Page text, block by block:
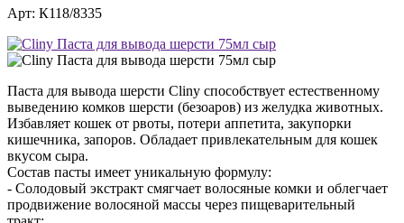
Арт: К118/8335
Паста для вывода шерсти Cliny способствует естественному
выведению комков шерсти (безоаров) из желудка животных.
Избавляет кошек от рвоты, потери аппетита, закупорки
кишечника, запоров. Обладает привлекательным для кошек
вкусом сыра.
Состав пасты имеет уникальную формулу:
- Солодовый экстракт смягчает волосяные комки и облегчает
продвижение волосяной массы через пищеварительный